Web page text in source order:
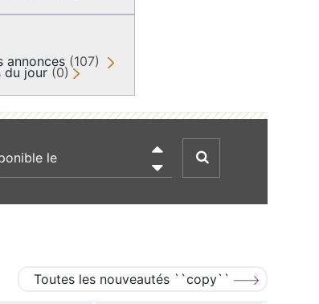
annonces (107)
du jour (0)

Toutes les nouveautés ``copy``